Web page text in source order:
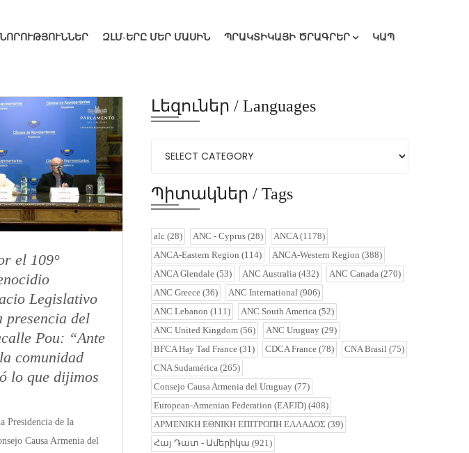
ՆՈՐՈՒԹՅՈՒՆՆԵՐ ԶԼՄ-ԵՐԸ ՄԵՐ ՄԱՍԻՆ ՊՐԱԿՏԻԿԱՅԻ ԾՐԱԳՐԵՐ ԿԱՊ
el 109°
Legislativo
presencia del
Pou: “Ante
comunidad
lo que dijimos
Presidencia de la
Causa Armenia del
Լեզուներ / Languages
Պիտակներ / Tags
alc (28) ANC - Cyprus (28) ANCA(1178)
ANCA-Eastern Region (114) ANCA-Western Region (388)
ANCA Glendale (53) ANC Australia (432) ANC Canada (270)
ANC Greece (36) ANC International (906)
ANC Lebanon (111) ANC South America (52)
ANC United Kingdom (56) ANC Uruguay (29)
BFCA Hay Tad France (31) CDCA France (78) CNA Brasil (75)
CNA Sudamérica (265)
Consejo Causa Armenia del Uruguay (77)
European-Armenian Federation (EAFJD) (408)
ΑΡΜΕΝΙΚΗ ΕΘΝΙΚΗ ΕΠΙΤΡΟΠΗ ΕΛΛΑΔΟΣ (39)
Հայ Դատ - Ամերիկա (921)